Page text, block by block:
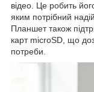
відео. Це робить
яким потрібний
Планшет також
карт microSD, що
потреби.